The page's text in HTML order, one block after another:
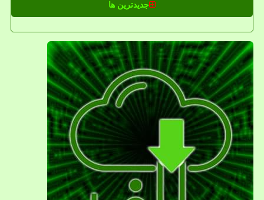
جدیدترین ها